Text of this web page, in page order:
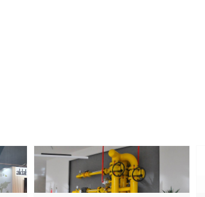
Обавештење за купце